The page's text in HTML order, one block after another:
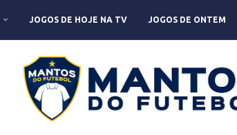
JOGOS DE HOJE NA TV JOGOS DE ONTEM